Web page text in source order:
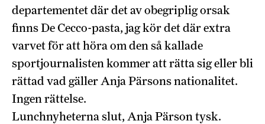
departementet där det av obegriplig orsak
finns De Cecco-pasta, jag kör det där extra
varvet för att höra om den så kallade
sportjournalisten kommer att rätta sig eller bli
rättad vad gäller Anja Pärsons nationalitet.
Ingen rättelse.
Lunchnyheterna slut, Anja Pärson tysk.